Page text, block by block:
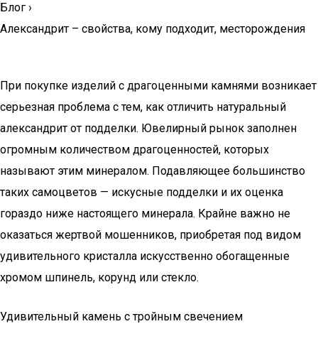
Блог ›
Александрит – свойства, кому подходит, месторождения
При покупке изделий с драгоценными камнями возникает
серьезная проблема с тем, как отличить натуральный
александрит от подделки. Ювелирный рынок заполнен
огромным количеством драгоценностей, которых
называют этим минералом. Подавляющее большинство
таких самоцветов — искусные подделки и их оценка
гораздо ниже настоящего минерала. Крайне важно не
оказаться жертвой мошенников, приобретая под видом
удивительного кристалла искусственно обогащенные
хромом шпинель, корунд или стекло.
Удивительный камень с тройным свечением